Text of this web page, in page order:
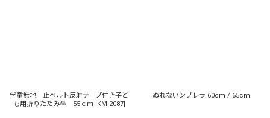
学童無地 止ベルト反射テープ付き子ど
も用折りたたみ傘 55ｃｍ [KM-2087]
ぬれないンブレラ 60cm / 65cm